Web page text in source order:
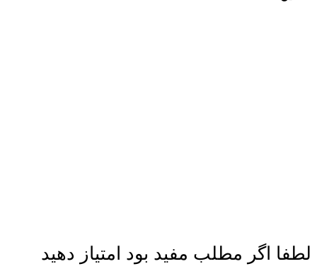
لطفا اگر مطلب مفید بود امتیاز دهید